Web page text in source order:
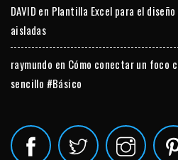
DAVID en Plantilla Excel para el
aisladas
raymundo en Cómo conectar un foco
sencillo #Básico